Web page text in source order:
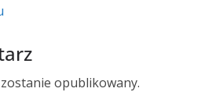
opublikowany.